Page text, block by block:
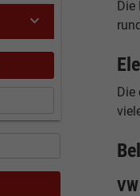
Die
Die